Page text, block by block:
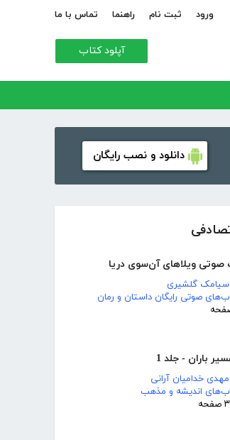
ورود ثبت نام راهنما تماس با ما
آپلود کتاب
دانلود و نصب رایگان
صوتی ویلاهای آن‌سوی دریا
سیامک گلشیری
صوتی رایگان داستان و رمان
باران - جلد 1
مهدی خدامیان آرانی
اندیشه و مذهب